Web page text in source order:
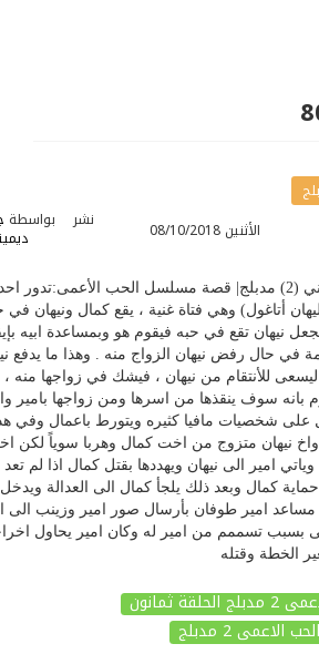
نشر
الأثنين 08/10/2018 بواسطة
مسلسل الحب الاعمى 2 مدبلج| مسلسل الحب الأعمى الموسم الثاني (2) مدبلج| قصة مسلسل الحب
أتاغول) وهي فتاة غنية ، يقع كمال ونيهان
تقع في حبه فيقوم هو وبمساعدة ابيه
في حال رفض نيهان الزواج منه . وهذا ما يدفع
امير . بعد 5 سنوات يعود كمال ليسعى للأنتقام من نيهان ، فيشك في زواجها منه ،
سوف ينقذها من اسرها ومن زواجها بامير
على شخصيات مافيا كثيره ويتورط باعمال وفي
، واخ نيهان متزوج من اخت كمال وهربا سوياً لكن
امير الى نيهان ويهددها بقتل كمال اذا لم
كمال وبعد ذلك يلجأ كمال الى العدالة ويدخل
امير طوفان بأرسال صور امير وزينب الى
تسممم من امير له وكان امير يحاول
الخطة وقتله
ثمانون
2 مدبلج